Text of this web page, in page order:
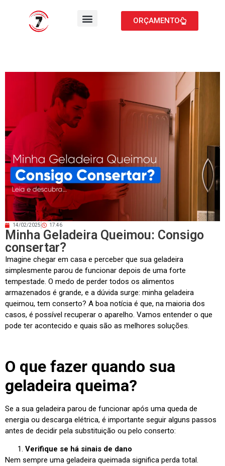
ORÇAMENTO
14/02/2025 17:46
Minha Geladeira Queimou: Consigo
consertar?
Imagine chegar em casa e perceber que sua geladeira
simplesmente parou de funcionar depois de uma forte
tempestade. O medo de perder todos os alimentos
armazenados é grande, e a dúvida surge: minha geladeira
queimou, tem conserto? A boa notícia é que, na maioria dos
casos, é possível recuperar o aparelho. Vamos entender o que
pode ter acontecido e quais são as melhores soluções.
O que fazer quando sua
geladeira queima?
Se a sua geladeira parou de funcionar após uma queda de
energia ou descarga elétrica, é importante seguir alguns passos
antes de decidir pela substituição ou pelo conserto:
Verifique se há sinais de dano
Nem sempre uma geladeira queimada significa perda total.